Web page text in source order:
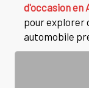
d'occasion en
pour explorer
automobile